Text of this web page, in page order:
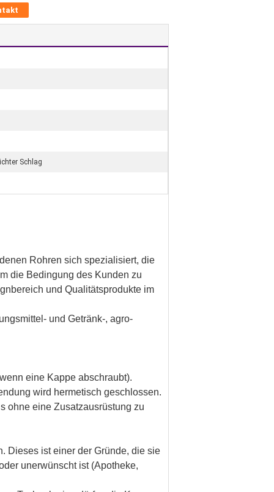
Schlag
Rohren sich spezialisiert, die
die Bedingung des Kunden zu
und Qualitätsprodukte im
und Getränk-, agro-
eine Kappe abschraubt).
wird hermetisch geschlossen.
ohne eine Zusatzausrüstung zu
Dieses ist einer der Gründe, die sie
unerwünscht ist (Apotheke,